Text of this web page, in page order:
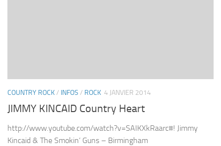
COUNTRY ROCK/ INFOS / ROCK 4 JANVIER 2014
JIMMY KINCAID Country Heart
http://www.youtube.com/watch?v=SAIKXkRaarc#! Jimmy
Kincaid & The Smokin’ Guns – Birmingham